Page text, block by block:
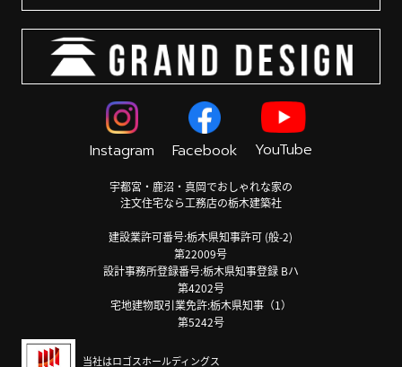
Instagram Facebook YouTube
宇都宮・鹿沼・真岡でおしゃれな家の
注文住宅なら工務店の栃木建築社
建設業許可番号:栃木県知事許可 (般-2)
第22009号
設計事務所登録番号:栃木県知事登録 Bハ
第4202号
宅地建物取引業免許:栃木県知事（1）
第5242号
当社はロゴスホールディングス